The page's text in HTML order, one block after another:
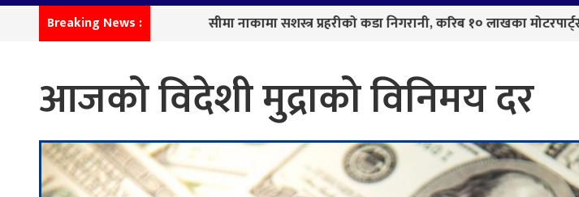
Breaking News :सीमा नाकामा सशस्त्र प्रहरीको कडा निगरानी, करिब १० लाखका मोटरपार्ट्स बरामद
आजको विदेशी मुद्राको विनिमय दर